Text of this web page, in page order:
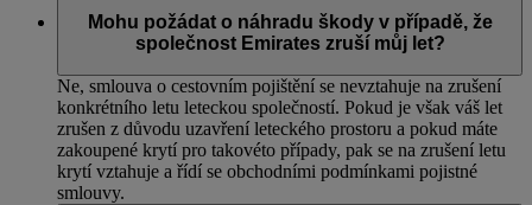
Mohu požádat o náhradu škody v případě, že
společnost Emirates zruší můj let?
Ne, smlouva o cestovním pojištění se nevztahuje na zrušení
konkrétního letu leteckou společností. Pokud je však váš let
zrušen z důvodu uzavření leteckého prostoru a pokud máte
zakoupené krytí pro takovéto případy, pak se na zrušení letu
krytí vztahuje a řídí se obchodními podmínkami pojistné
smlouvy.